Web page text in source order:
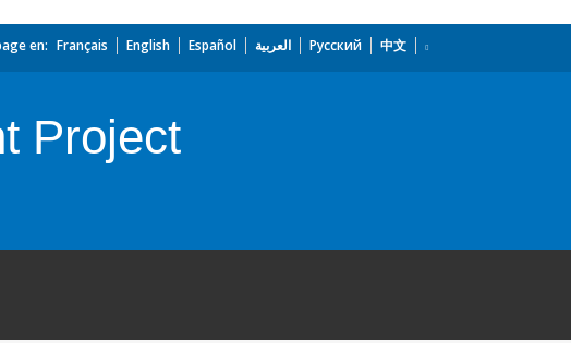
en: Français English Español العربية Русский 中文
Project